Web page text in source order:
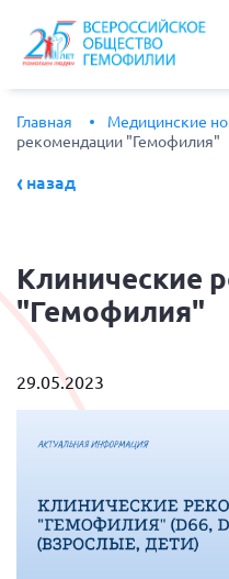
Главная Медицинские
рекомендации "Гемофилия"
назад
Клинические
"Гемофилия"
29.05.2023